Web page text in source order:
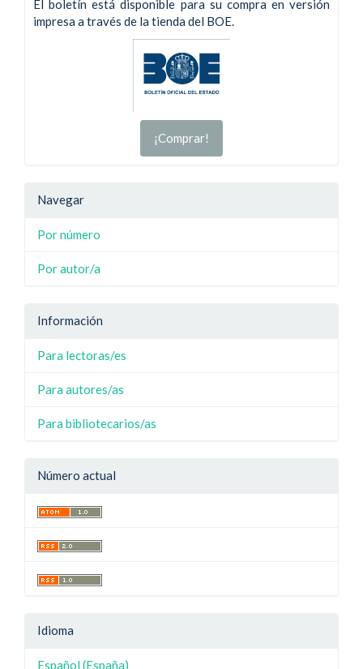
El boletín está disponible para su compra en versión
impresa a través de la tienda del BOE.
¡Comprar!
Navegar
Por número
Por autor/a
Información
Para lectoras/es
Para autores/as
Para bibliotecarios/as
Número actual
Idioma
Español (España)